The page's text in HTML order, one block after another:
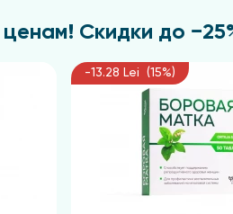
Скидки до
-13.28 Lei (15%)